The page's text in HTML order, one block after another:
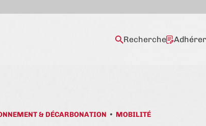
Recherche Adhérer
& DÉCARBONATION MOBILITÉ